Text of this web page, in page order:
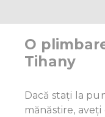
O
Tihany
Dacă stați la
mănăstire,